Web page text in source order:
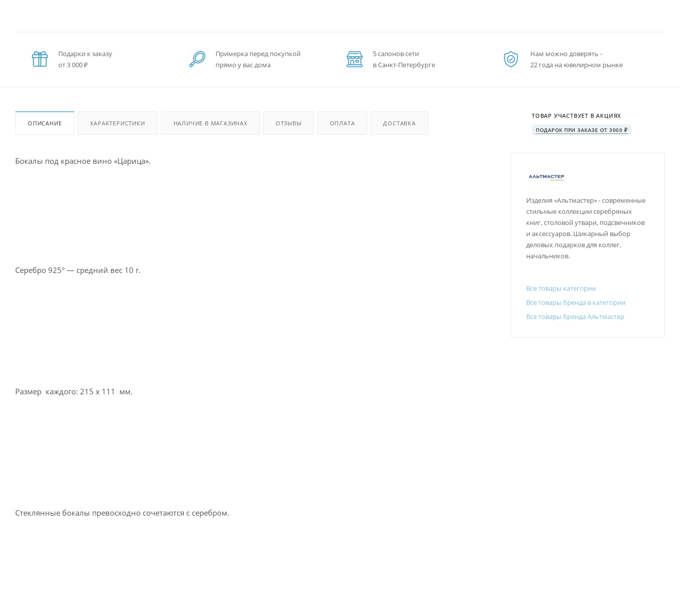
Подарки к заказу
от 3 000 ₽
Примерка перед покупкой
прямо у вас дома
5 салонов сети
в Санкт-Петербурге
Нам можно доверять -
22 года на ювелирном рынке
ОПИСАНИЕ ХАРАКТЕРИСТИКИ НАЛИЧИЕ В МАГАЗИНАХ ОТЗЫВЫ ОПЛАТА ДОСТАВКА
Бокалы под красное вино «Царица».
Серебро 925° — средний вес 10 г.
Размер каждого: 215 х 111 мм.
Стеклянные бокалы превосходно сочетаются с серебром.
ТОВАР УЧАСТВУЕТ В АКЦИЯХ
ПОДАРОК ПРИ ЗАКАЗЕ ОТ 3000 ₽
Изделия «Альтмастер» - современные
стильные коллекции серебряных
книг, столовой утвари, подсвечников
и аксессуаров. Шикарный выбор
деловых подарков для коллег,
начальников.
Все товары категории
Все товары бренда в категории
Все товары бренда Альтмастер